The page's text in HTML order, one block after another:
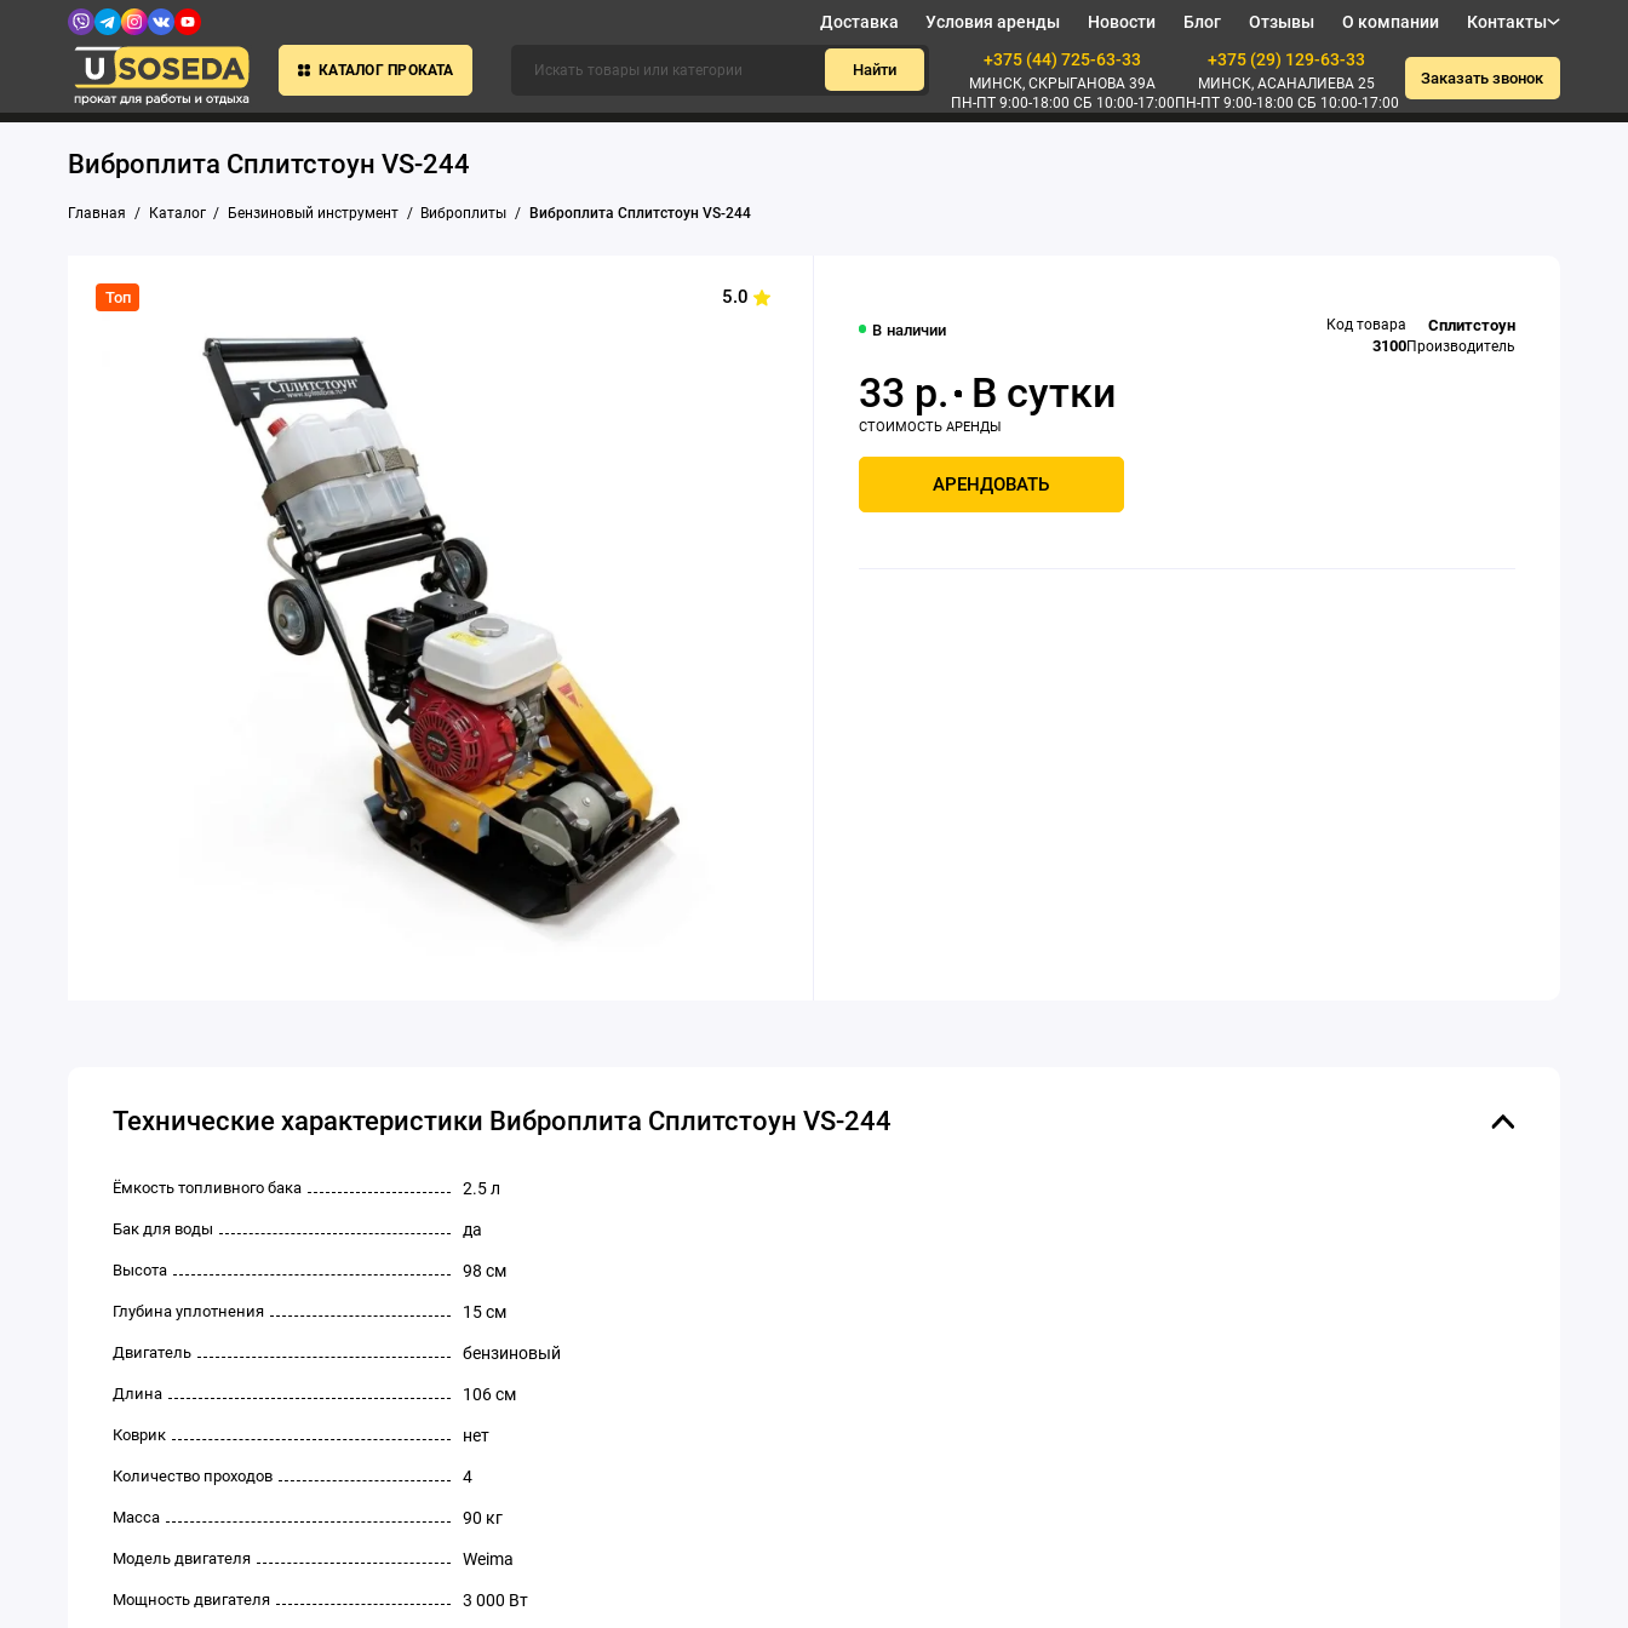
Доставка Условия аренды Новости Блог Отзывы О компании Контакты
КАТАЛОГ ПРОКАТА Найти
+375 (44) 725-63-33
МИНСК, СКРЫГАНОВА 39А
ПН-ПТ 9:00-18:00 СБ 10:00-17:00
+375 (29) 129-63-33
МИНСК, АСАНАЛИЕВА 25
ПН-ПТ 9:00-18:00 СБ 10:00-17:00
Заказать звонок
Виброплита Сплитстоун VS-244
Главная Каталог Бензиновый инструмент Виброплиты Виброплита Сплитстоун VS-244
Топ 5.0
В наличии Код товара
3100
Сплитстоун
Производитель
33 р.
АРЕНДОВАТЬ
Технические характеристики Виброплита Сплитстоун VS-244
Ёмкость топливного бака 2.5 л
Бак для воды да
Высота 98 см
Глубина уплотнения 15 см
Двигатель бензиновый
Длина 106 см
Коврик нет
Количество проходов 4
Масса 90 кг
Модель двигателя Weima
Мощность двигателя 3 000 Вт